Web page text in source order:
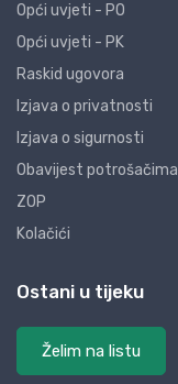
Opći uvjeti - PO
Opći uvjeti - PK
Raskid ugovora
Izjava o privatnosti
Izjava o sigurnosti
Obavijest potrošačima
ZOP
Kolačići
Ostani u tijeku
Želim na listu